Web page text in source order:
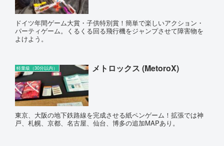
ドイツ年間ゲーム大賞・子供特別賞！簡単で楽しいアクション・
パーティゲーム。くるくる回る飛行機をジャンプさせて障害物を
よけよう。
軽量級（30分以内） メトロックス (MetoroX)
東京、大阪の地下鉄路線を完成させる紙ペンゲーム！拡張では神
戸、札幌、京都、名古屋、仙台、博多の追加MAPあり。